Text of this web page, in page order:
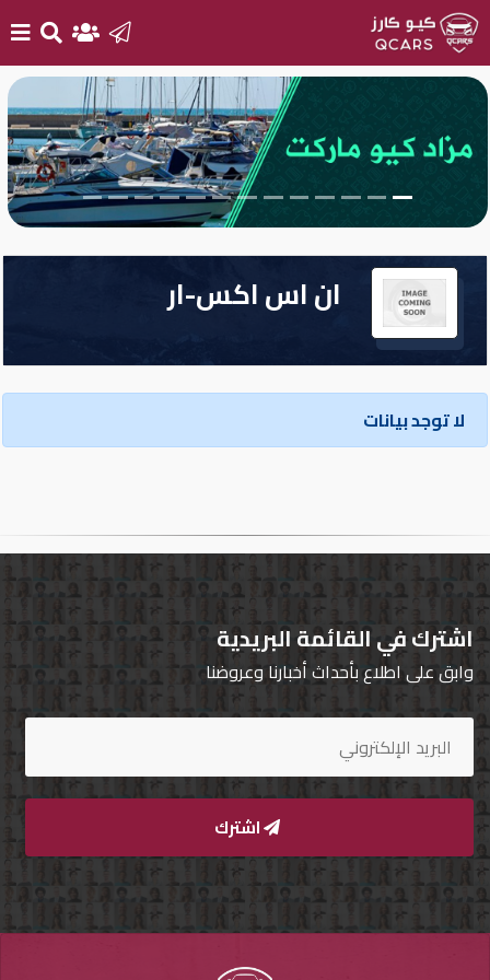
بيع
سيارتك
أحدث
السيارات
سيارات
جديدة
سيارات
تسجيل
الدخول
English
مستثمري
السيارات
الماركات
مطلوب
ان اس اكس-ار
لا توجد بيانات
اشترك في القائمة البريدية
وابق على اطلاع بأحداث أخبارنا وعروضنا
اشترك